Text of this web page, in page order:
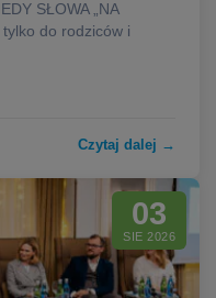
SŁOWA „NA
do rodziców i
Czytaj dalej →
03
SIE 2026